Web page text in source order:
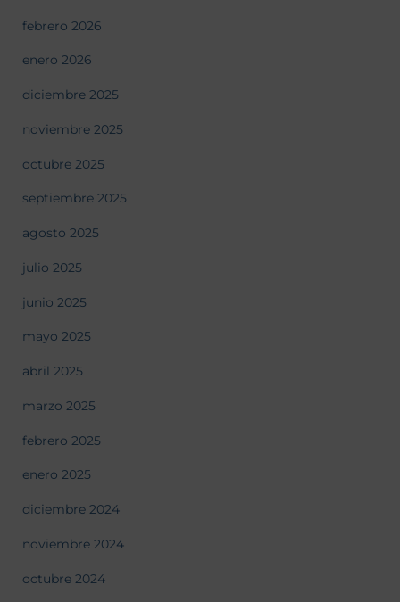
febrero 2026
enero 2026
diciembre 2025
noviembre 2025
octubre 2025
septiembre 2025
agosto 2025
julio 2025
junio 2025
mayo 2025
abril 2025
marzo 2025
febrero 2025
enero 2025
diciembre 2024
noviembre 2024
octubre 2024